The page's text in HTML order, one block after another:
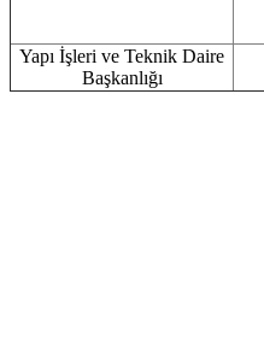
Yapı İşleri ve Teknik Daire
Başkanlığı